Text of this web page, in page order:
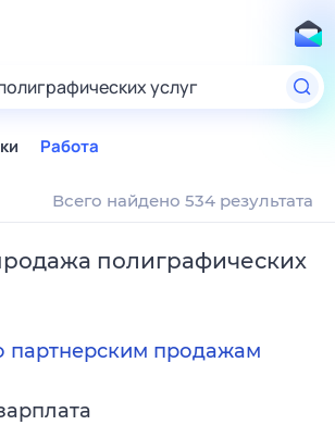
услуг
Работа
Всего найдено 534 результата
полиграфических
партнерским продажам